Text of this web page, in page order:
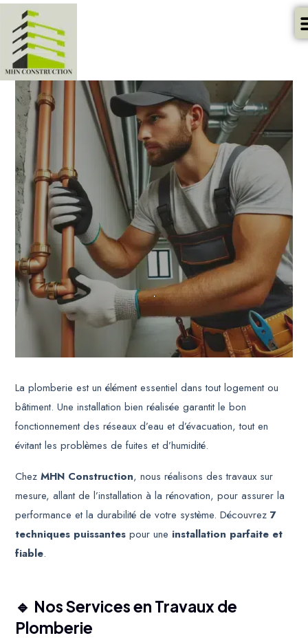
La plomberie est un élément essentiel dans tout logement ou
bâtiment. Une installation bien réalisée garantit le bon
fonctionnement des réseaux d’eau et d’évacuation, tout en
évitant les problèmes de fuites et d’humidité.
ChezMHN Construction, nous réalisons des travaux sur
mesure, allant de l’installation à la rénovation, pour assurer la
performance et la durabilité de votre système. Découvrez7
techniques puissantes pour une installation parfaite et
fiable.
🔹 Nos Services en Travaux de
Plomberie